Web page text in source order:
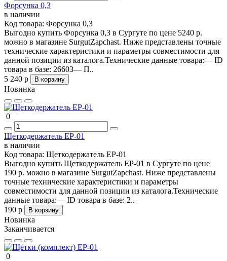
Форсунка 0,3
в наличии
Код товара: Форсунка 0,3
Выгодно купить Форсунка 0,3 в Сургуте по цене 5240 р.
можно в магазине SurgutZapchast. Ниже представлены точные
технические характеристики и параметры совместимости для
данной позиции из каталога.Технические данные товара:— ID
товара в базе: 26603— П..
5 240 р
В корзину
Новинка
0
Щеткодержатель ЕР-01
в наличии
Код товара: Щеткодержатель ЕР-01
Выгодно купить Щеткодержатель ЕР-01 в Сургуте по цене
190 р. можно в магазине SurgutZapchast. Ниже представлены
точные технические характеристики и параметры
совместимости для данной позиции из каталога.Технические
данные товара:— ID товара в базе: 2..
190 р
В корзину
Новинка
Заканчивается
0